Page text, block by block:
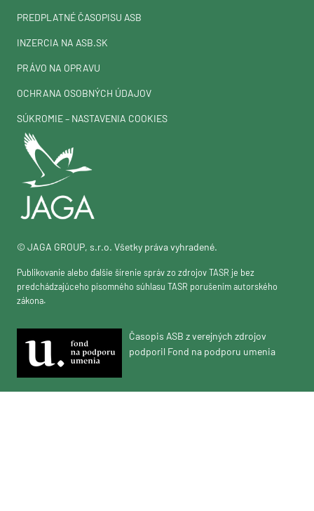
© JAGA GROUP, s.r.o. Všetky práva vyhradené.
Publikovanie alebo ďalšie šírenie správ zo zdrojov TASR je bez
predchádzajúceho písomného súhlasu TASR porušením autorského
zákona.
Časopis ASB z verejných zdrojov
podporil Fond na podporu umenia
PREDPLATNÉ ČASOPISU ASB
INZERCIA NA ASB.SK
PRÁVO NA OPRAVU
OCHRANA OSOBNÝCH ÚDAJOV
SÚKROMIE – NASTAVENIA COOKIES